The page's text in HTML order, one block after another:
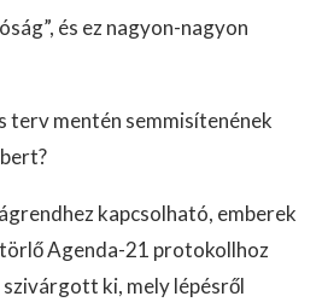
és ez nagyon-nagyon
terv mentén semmisítenének
kapcsolható, emberek
Agenda-21 protokollhoz
ki, mely lépésről